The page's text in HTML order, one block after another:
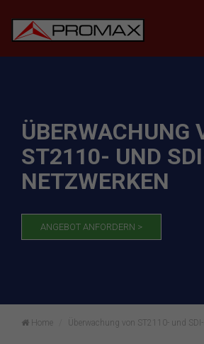
ÜBERWACHUNG
ST2110- UND
NETZWERKEN
ANGEBOT ANFORDERN >
Home Überwachung von ST2110- und